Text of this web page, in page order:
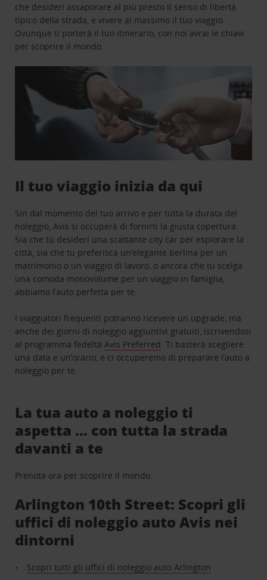
che desideri assaporare al più presto il senso di libertà
tipico della strada, e vivere al massimo il tuo viaggio.
Ovunque ti porterà il tuo itinerario, con noi avrai le chiavi
per scoprire il mondo.
Il tuo viaggio inizia da qui
Sin dal momento del tuo arrivo e per tutta la durata del
noleggio, Avis si occuperà di fornirti la giusta copertura.
Sia che tu desideri una scattante city car per esplorare la
città, sia che tu preferisca un’elegante berlina per un
matrimonio o un viaggio di lavoro, o ancora che tu scelga
una comoda monovolume per un viaggio in famiglia,
abbiamo l’auto perfetta per te.
I viaggiatori frequenti potranno ricevere un upgrade, ma
anche dei giorni di noleggio aggiuntivi gratuiti, iscrivendosi
al programma fedeltàAvis Preferred. Ti basterà scegliere
una data e un’orario, e ci occuperemo di preparare l’auto a
noleggio per te.
La tua auto a noleggio ti
aspetta … con tutta la strada
davanti a te
Prenota ora per scoprire il mondo.
Arlington 10th Street: Scopri gli
uffici di noleggio auto Avis nei
dintorni
Scopri tutti gli uffici di noleggio auto Arlington